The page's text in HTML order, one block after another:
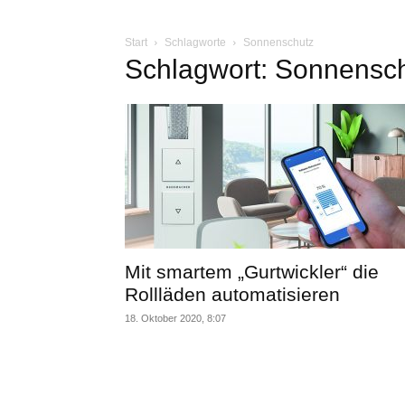
Start Schlagworte Sonnenschutz
Schlagwort:
Mit smartem „Gurtwickler“ die
Rollläden automatisieren
18. Oktober 2020, 8:07